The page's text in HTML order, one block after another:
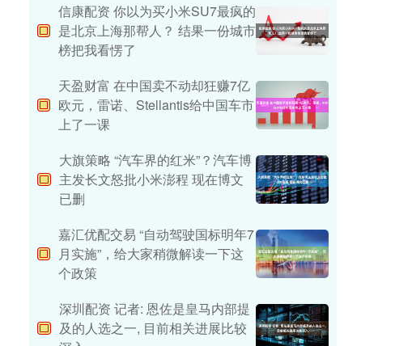
信康配资 你以为买小米SU7最疯的
是北京上海那帮人？ 结果一份城市
榜把我看愣了
天盈财富 在中国卖不动却狂赚7亿
欧元，雷诺、Stellantis给中国车市
上了一课
大旗策略 “汽车界的红米”？汽车博
主发长文怒批小米澎程 现在博文
已删
嘉汇优配交易 “自动驾驶国标明年7
月实施”，给大家稍微解读一下这
个政策
深圳配资 记者: 恩佐是皇马内部提
及的人选之一, 目前相关进展比较